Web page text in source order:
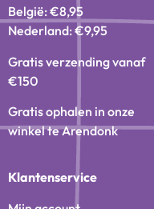
België: €8,95
Nederland: €9,95
Gratis verzending vanaf
€150
Gratis ophalen in onze
winkel te Arendonk
Klantenservice